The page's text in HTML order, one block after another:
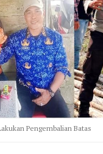
Pengembalian Batas